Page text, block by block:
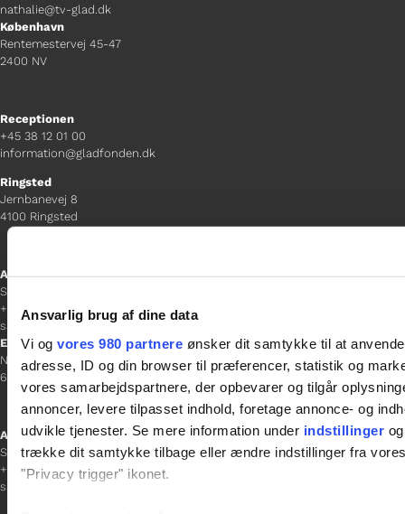
Ansvarlig brug af dine data
Vi og vores 980 partnere ønsker dit samtykke til at
adresse, ID og din browser til præferencer, statistik og
vores samarbejdspartnere, der opbevarer og tilgår
annoncer, levere tilpasset indhold, foretage annonce- og
udvikle tjenester. Se mere information under indstillinger
trække dit samtykke tilbage eller ændre indstillinger fra
"Privacy trigger" ikonet.
nathalie@tv-glad.dk
København
Rentemestervej 45-47
2400 NV
Receptionen
+45 38 12 01 00
information@gladfonden.dk
Ringsted
Jernbanevej 8
4100 Ringsted
Afdelingschef
Sacha Lohmann Weiss
+45 40 27 91 11
sacha.lw@gladfonden.dk
Esbjerg
Norgesgade 1, 2. sal
6700 Esbjerg
Afdelingschef
Sanne Hansen
+45 23 69 19 35
sanne.h@gladfonden.dk